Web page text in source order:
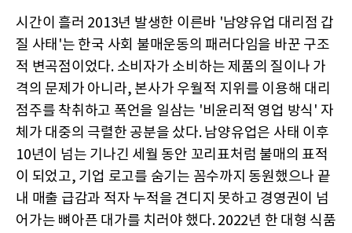
시간이 흘러 2013년 발생한 이른바 '남양유업 대리점 갑
질 사태'는 한국 사회 불매운동의 패러다임을 바꾼 구조
적 변곡점이었다. 소비자가 소비하는 제품의 질이나 가
격의 문제가 아니라, 본사가 우월적 지위를 이용해 대리
점주를 착취하고 폭언을 일삼는 '비윤리적 영업 방식' 자
체가 대중의 극렬한 공분을 샀다. 남양유업은 사태 이후
10년이 넘는 기나긴 세월 동안 꼬리표처럼 불매의 표적
이 되었고, 기업 로고를 숨기는 꼼수까지 동원했으나 끝
내 매출 급감과 적자 누적을 견디지 못하고 경영권이 넘
어가는 뼈아픈 대가를 치러야 했다. 2022년 한 대형 식품